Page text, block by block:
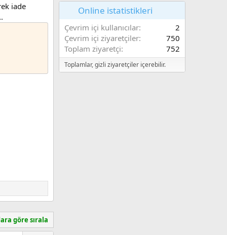
iade
göre sırala
Online istatistikleri
Çevrim içi kullanıcılar
2
Çevrim içi ziyaretçiler
750
Toplam ziyaretçi
752
Toplamlar, gizli ziyaretçiler içerebilir.